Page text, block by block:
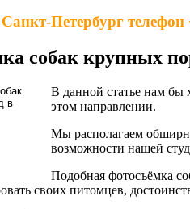
Петербург телефон
собак крупных
В данной статье нам бы
этом направлении.
Мы располагаем
возможности нашей
Подобная фотосъёмка
своих питомцев,